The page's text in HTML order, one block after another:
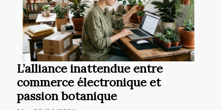
L’alliance inattendue entre
commerce électronique et
passion botanique